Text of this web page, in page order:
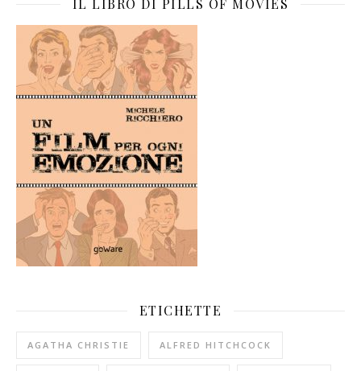
IL LIBRO DI PILLS OF MOVIES
ETICHETTE
AGATHA CHRISTIE ALFRED HITCHCOCK